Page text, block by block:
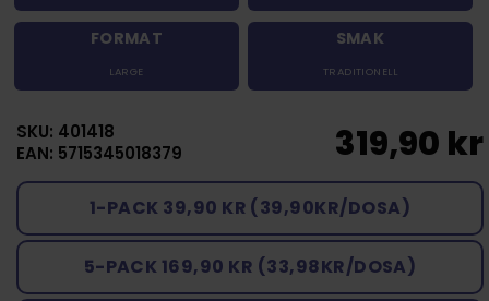
FORMAT
LARGE
SMAK
TRADITIONELL
SKU: 401418
EAN: 5715345018379
319,90 kr
1-PACK 39,90 KR (39,90KR/DOSA)
5-PACK 169,90 KR (33,98KR/DOSA)